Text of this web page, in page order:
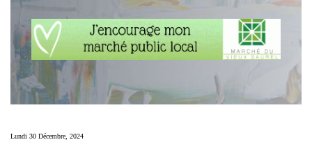
Lundi 30 Décembre, 2024